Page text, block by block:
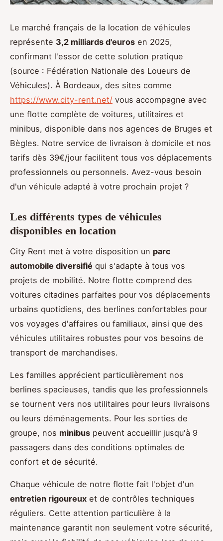
Le marché français de la location de véhicules
représente 3,2 milliards d'euros en 2025,
confirmant l'essor de cette solution pratique
(source : Fédération Nationale des Loueurs de
Véhicules). À Bordeaux, des sites comme
https://www.city-rent.net/ vous accompagne avec
une flotte complète de voitures, utilitaires et
minibus, disponible dans nos agences de Bruges et
Bègles. Notre service de livraison à domicile et nos
tarifs dès 39€/jour facilitent tous vos déplacements
professionnels ou personnels. Avez-vous besoin
d'un véhicule adapté à votre prochain projet ?
Les différents types de véhicules
disponibles en location
City Rent met à votre disposition un parc
automobile diversifié qui s'adapte à tous vos
projets de mobilité. Notre flotte comprend des
voitures citadines parfaites pour vos déplacements
urbains quotidiens, des berlines confortables pour
vos voyages d'affaires ou familiaux, ainsi que des
véhicules utilitaires robustes pour vos besoins de
transport de marchandises.
Les familles apprécient particulièrement nos
berlines spacieuses, tandis que les professionnels
se tournent vers nos utilitaires pour leurs livraisons
ou leurs déménagements. Pour les sorties de
groupe, nos minibus peuvent accueillir jusqu'à 9
passagers dans des conditions optimales de
confort et de sécurité.
Chaque véhicule de notre flotte fait l'objet d'un
entretien rigoureux et de contrôles techniques
réguliers. Cette attention particulière à la
maintenance garantit non seulement votre sécurité,